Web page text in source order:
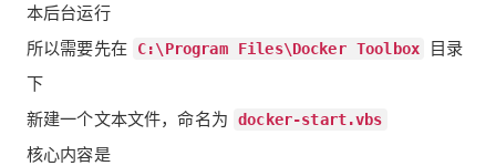
本后台运行
所以需要先在
C:\Program Files\Docker Toolbox
目录
下
新建一个文本文件，命名为
docker-start.vbs
核心内容是